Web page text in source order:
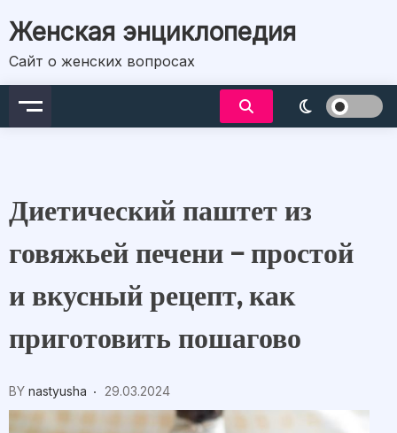
to
content
Женская энциклопедия
Сайт о женских вопросах
Диетический паштет из
говяжьей печени – простой
и вкусный рецепт, как
приготовить пошагово
BY nastyusha 29.03.2024